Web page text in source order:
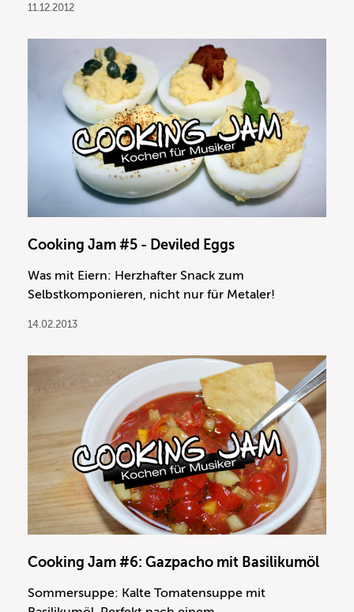
11.12.2012
Cooking Jam #5 - Deviled Eggs
Was mit Eiern: Herzhafter Snack zum
Selbstkomponieren, nicht nur für Metaler!
14.02.2013
Cooking Jam #6: Gazpacho mit Basilikumöl
Sommersuppe: Kalte Tomatensuppe mit